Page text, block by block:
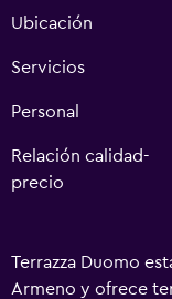
Ubicación
Servicios
Personal
Relación calidad-
precio
Terrazza Duomo
Armeno y ofrece